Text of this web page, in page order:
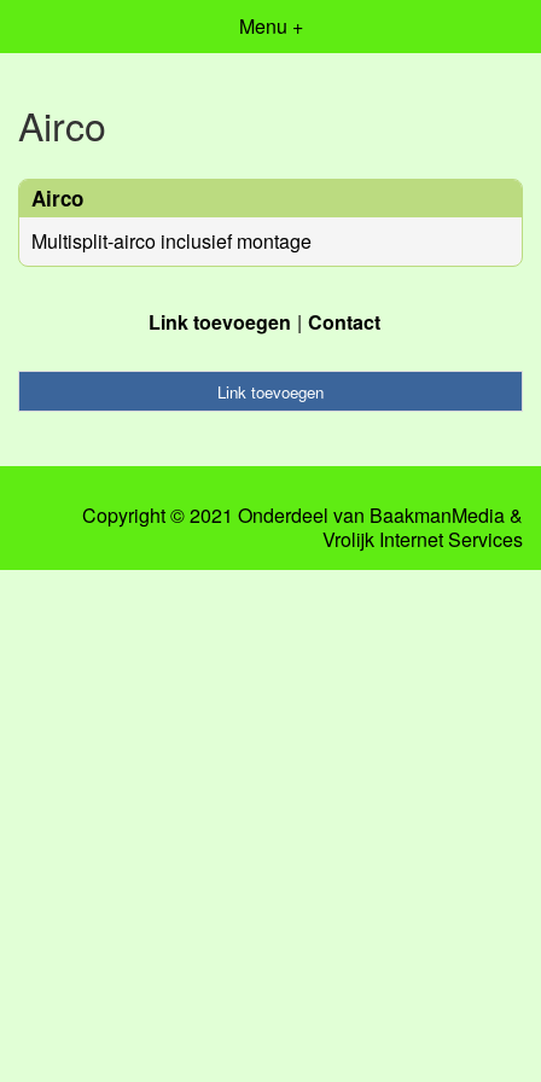
Menu +
Airco
Airco
Multisplit-airco inclusief montage
Link toevoegen Contact
Link toevoegen
Copyright © 2021 Onderdeel van BaakmanMedia&
Vrolijk Internet Services